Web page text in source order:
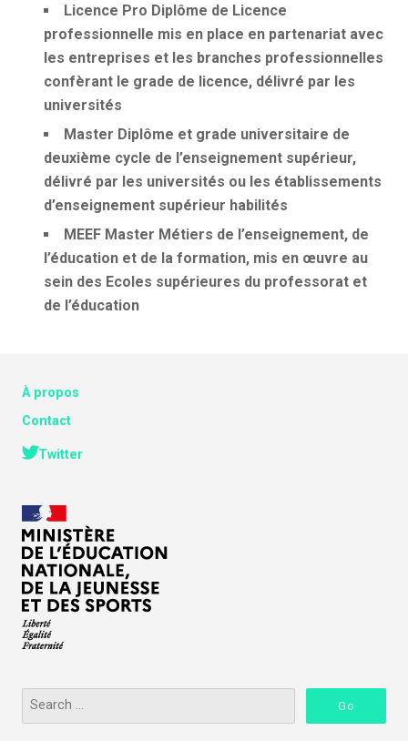
Licence Pro Diplôme de Licence
professionnelle mis en place en partenariat avec
les entreprises et les branches professionnelles
confèrant le grade de licence, délivré par les
universités
Master Diplôme et grade universitaire de
deuxième cycle de l’enseignement supérieur,
délivré par les universités ou les établissements
d’enseignement supérieur habilités
MEEF Master Métiers de l’enseignement, de
l’éducation et de la formation, mis en œuvre au
sein des Ecoles supérieures du professorat et
de l’éducation
À propos
Contact
Twitter